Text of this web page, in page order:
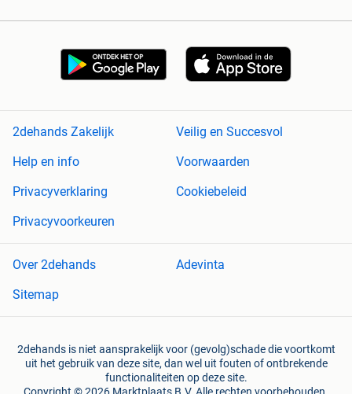
2dehands Zakelijk
Veilig en Succesvol
Help en info
Voorwaarden
Privacyverklaring
Cookiebeleid
Privacyvoorkeuren
Over 2dehands
Adevinta
Sitemap
2dehands is niet aansprakelijk voor (gevolg)schade die voortkomt
uit het gebruik van deze site, dan wel uit fouten of ontbrekende
functionaliteiten op deze site.